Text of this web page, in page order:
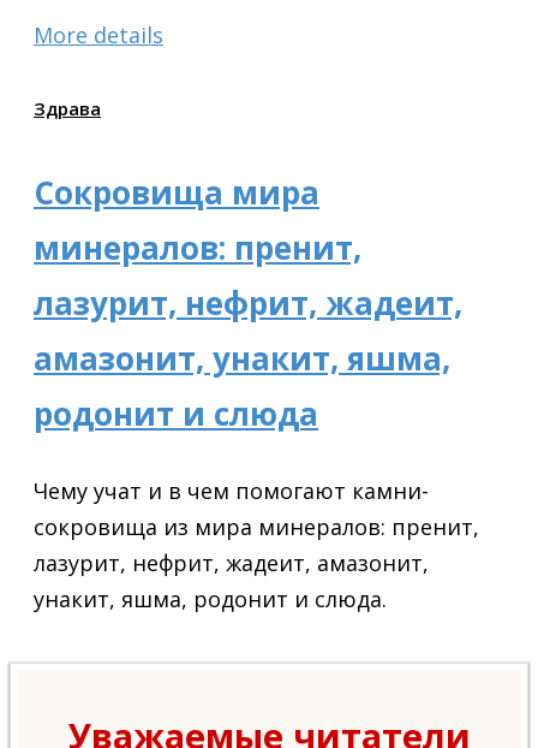
More details
Здрава
Сокровища мира
минералов: пренит,
лазурит, нефрит, жадеит,
амазонит, унакит, яшма,
родонит и слюда
Чему учат и в чем помогают камни-
сокровища из мира минералов: пренит,
лазурит, нефрит, жадеит, амазонит,
унакит, яшма, родонит и слюда.
Уважаемые читатели